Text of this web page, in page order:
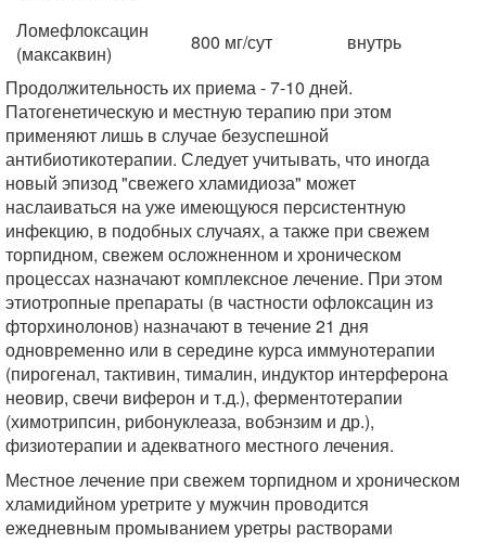
Ломефлоксацин
(максаквин)
800 мг/сут
внутрь
Продолжительность их приема - 7-10 дней.
Патогенетическую и местную терапию при этом
применяют лишь в случае безуспешной
антибиотикотерапии. Следует учитывать, что иногда
новый эпизод "свежего хламидиоза" может
наслаиваться на уже имеющуюся персистентную
инфекцию, в подобных случаях, а также при свежем
торпидном, свежем осложненном и хроническом
процессах назначают комплексное лечение. При этом
этиотропные препараты (в частности офлоксацин из
фторхинолонов) назначают в течение 21 дня
одновременно или в середине курса иммунотерапии
(пирогенал, тактивин, тималин, индуктор интерферона
неовир, свечи виферон и т.д.), ферментотерапии
(химотрипсин, рибонуклеаза, вобэнзим и др.),
физиотерапии и адекватного местного лечения.
Местное лечение при свежем торпидном и хроническом
хламидийном уретрите у мужчин проводится
ежедневным промыванием уретры растворами